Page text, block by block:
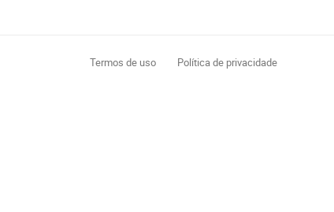
Termos de uso Política de privacidade